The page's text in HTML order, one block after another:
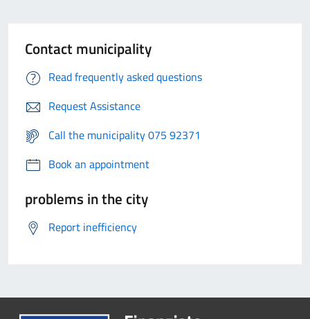
Contact municipality
Read frequently asked questions
Request Assistance
Call the municipality 075 92371
Book an appointment
problems in the city
Report inefficiency